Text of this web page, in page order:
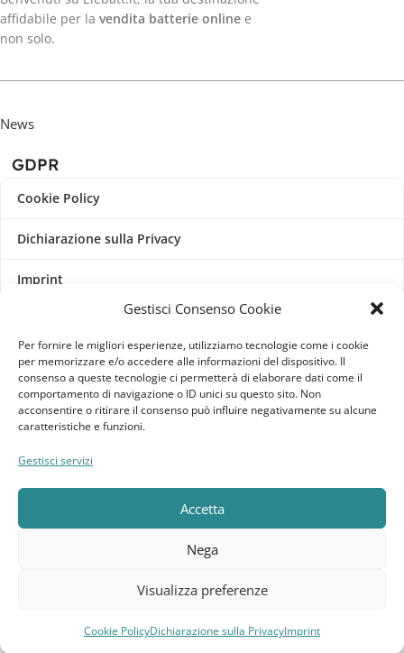
Gestisci Consenso Cookie
Per fornire le migliori esperienze, utilizziamo tecnologie come i cookie
per memorizzare e/o accedere alle informazioni del dispositivo. Il
consenso a queste tecnologie ci permetterà di elaborare dati come il
comportamento di navigazione o ID unici su questo sito. Non
acconsentire o ritirare il consenso può influire negativamente su alcune
caratteristiche e funzioni.
Gestisci servizi
Accetta
Nega
Visualizza preferenze
Cookie PolicyDichiarazione sulla PrivacyImprint
affidabile per la vendita batterie online e
non solo.
News
GDPR
Cookie Policy
Dichiarazione sulla Privacy
Imprint
Termini e Condizioni
Disconoscimento
Pagine Dedicate
CLIENTE
Bacheca cliente
Lista dei desideri
CarrelloMenu